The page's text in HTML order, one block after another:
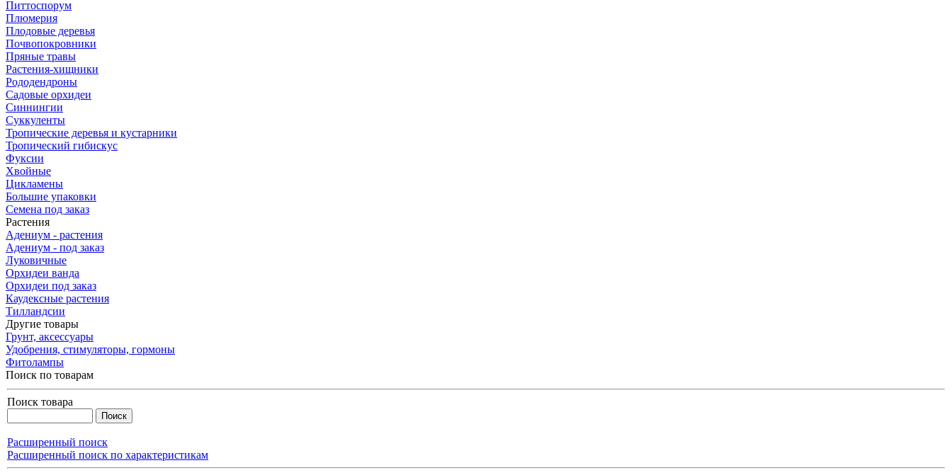
Питтоспорум
Плюмерия
Плодовые деревья
Почвопокровники
Пряные травы
Растения-хищники
Рододендроны
Садовые орхидеи
Синнингии
Суккуленты
Тропические деревья и кустарники
Тропический гибискус
Фуксии
Хвойные
Цикламены
Большие упаковки
Семена под заказ
Растения
Адениум - растения
Адениум - под заказ
Луковичные
Орхидеи ванда
Орхидеи под заказ
Каудексные растения
Тилландсии
Другие товары
Грунт, аксессуары
Удобрения, стимуляторы, гормоны
Фитолампы
Поиск по товарам
Поиск товара
Расширенный поиск
Расширенный поиск по характеристикам